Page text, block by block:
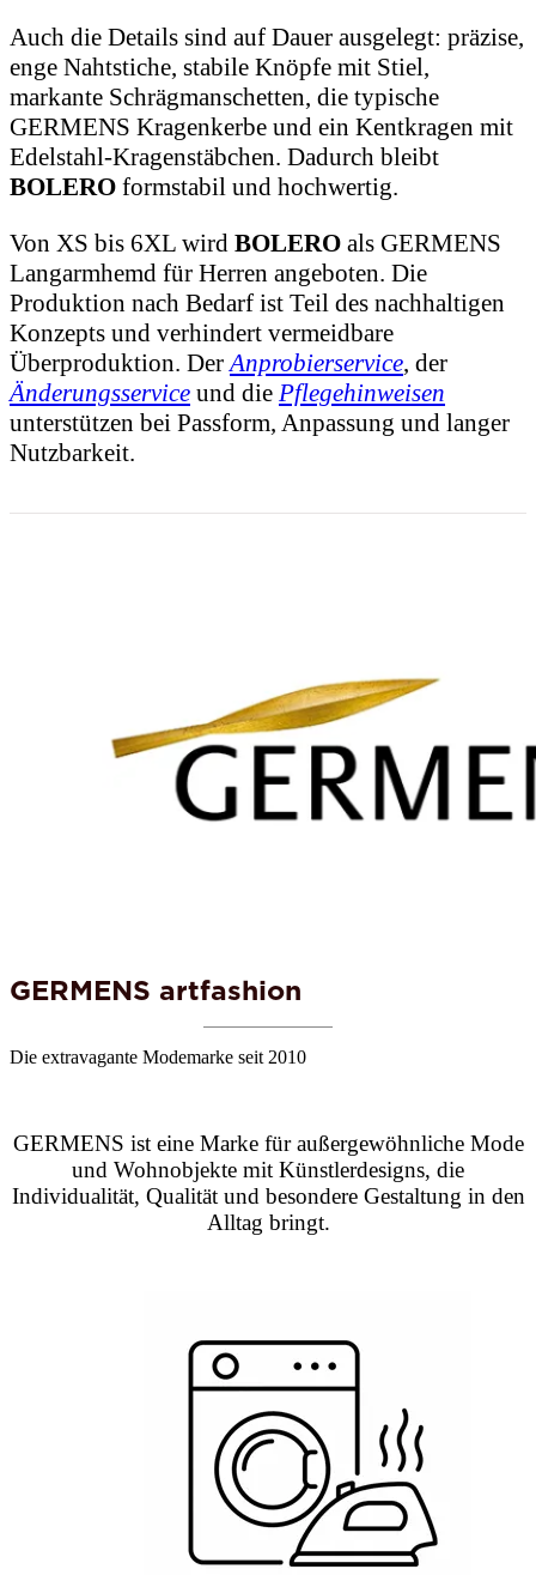
Auch die Details sind auf Dauer ausgelegt: präzise,
enge Nahtstiche, stabile Knöpfe mit Stiel,
markante Schrägmanschetten, die typische
GERMENS Kragenkerbe und ein Kentkragen mit
Edelstahl-Kragenstäbchen. Dadurch bleibt
BOLERO formstabil und hochwertig.
Von XS bis 6XL wird BOLERO als GERMENS
Langarmhemd für Herren angeboten. Die
Produktion nach Bedarf ist Teil des nachhaltigen
Konzepts und verhindert vermeidbare
Überproduktion. Der Anprobierservice, der
Änderungsservice und die Pflegehinweisen
unterstützen bei Passform, Anpassung und langer
Nutzbarkeit.
GERMENS artfashion
Die extravagante Modemarke seit 2010
GERMENS ist eine Marke für außergewöhnliche Mode
und Wohnobjekte mit Künstlerdesigns, die
Individualität, Qualität und besondere Gestaltung in den
Alltag bringt.